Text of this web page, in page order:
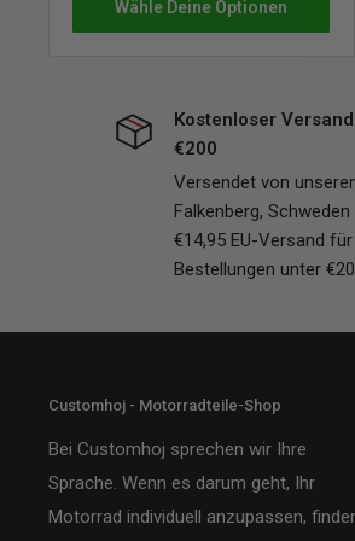
Wähle Deine Optionen
Kostenloser
€200
Versendet von
Falkenberg, Schweden
€14,95 EU-Versand für
Bestellungen unter
Customhoj - Motorradteile-Shop
Bei Customhoj sprechen wir Ihre
Sprache. Wenn es darum geht, Ihr
Motorrad individuell anzupassen,